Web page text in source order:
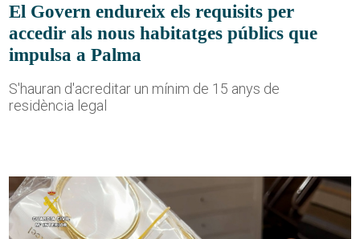
El Govern endureix els requisits per
accedir als nous habitatges públics que
impulsa a Palma
S'hauran d'acreditar un mínim de 15 anys de
residència legal